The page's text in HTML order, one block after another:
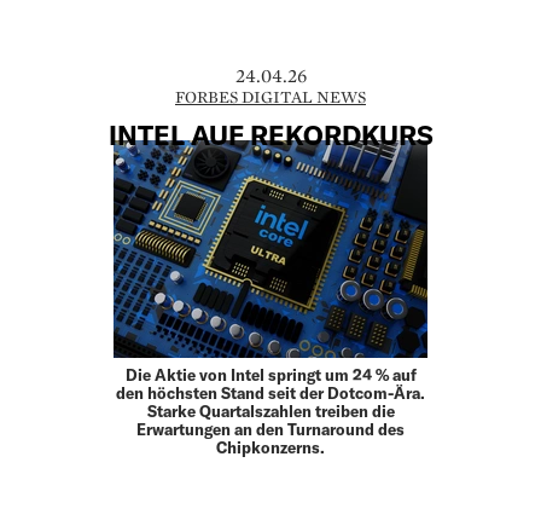
24.04.26
FORBES DIGITAL NEWS
INTEL AUF REKORDKURS
Die Aktie von Intel springt um 24 % auf
den höchsten Stand seit der Dotcom-Ära.
Starke Quartalszahlen treiben die
Erwartungen an den Turnaround des
Chipkonzerns.